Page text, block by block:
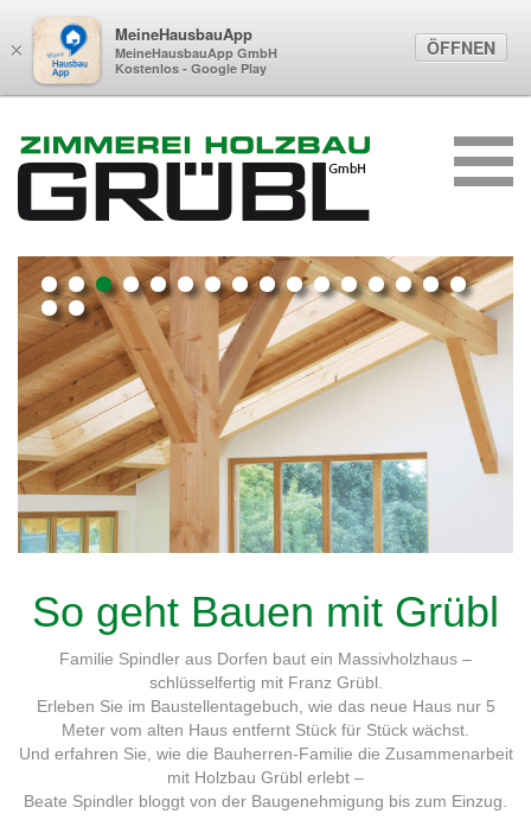
So geht Bauen mit Grübl
Familie Spindler aus Dorfen baut ein Massivholzhaus –
schlüsselfertig mit Franz Grübl.
Erleben Sie im Baustellentagebuch, wie das neue Haus nur 5
Meter vom alten Haus entfernt Stück für Stück wächst.
Und erfahren Sie, wie die Bauherren-Familie die Zusammenarbeit
mit Holzbau Grübl erlebt –
Beate Spindler bloggt von der Baugenehmigung bis zum Einzug.
×
MeineHausbauApp
MeineHausbauApp GmbH
Kostenlos - Google Play
ÖFFNEN